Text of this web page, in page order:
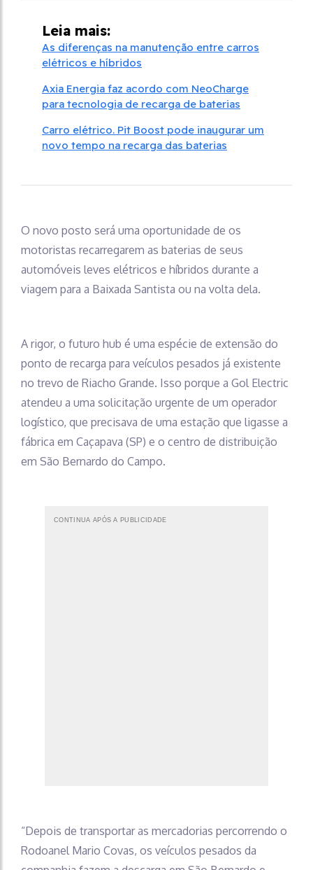
Leia mais:
As diferenças na manutenção entre carros
elétricos e híbridos
Axia Energia faz acordo com NeoCharge
para tecnologia de recarga de baterias
Carro elétrico. Pit Boost pode inaugurar um
novo tempo na recarga das baterias
O novo posto será uma oportunidade de os
motoristas recarregarem as baterias de seus
automóveis leves elétricos e híbridos durante a
viagem para a Baixada Santista ou na volta dela.
A rigor, o futuro hub é uma espécie de extensão do
ponto de recarga para veículos pesados já existente
no trevo de Riacho Grande. Isso porque a Gol Electric
atendeu a uma solicitação urgente de um operador
logístico, que precisava de uma estação que ligasse a
fábrica em Caçapava (SP) e o centro de distribuição
em São Bernardo do Campo.
CONTINUA APÓS A PUBLICIDADE
“Depois de transportar as mercadorias percorrendo o
Rodoanel Mario Covas, os veículos pesados da